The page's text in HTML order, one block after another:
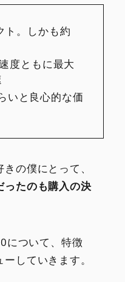
ト。しかも約
度ともに最大
いと良心的な価
の僕にとって、
ったのも購入の決
について、特徴
していきます。